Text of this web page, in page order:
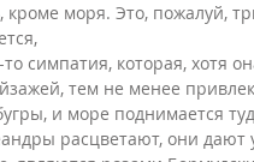
кроме моря. Это, пожалуй,
то симпатия, которая, хотя
тем не менее
и море поднимается
расцветают, они